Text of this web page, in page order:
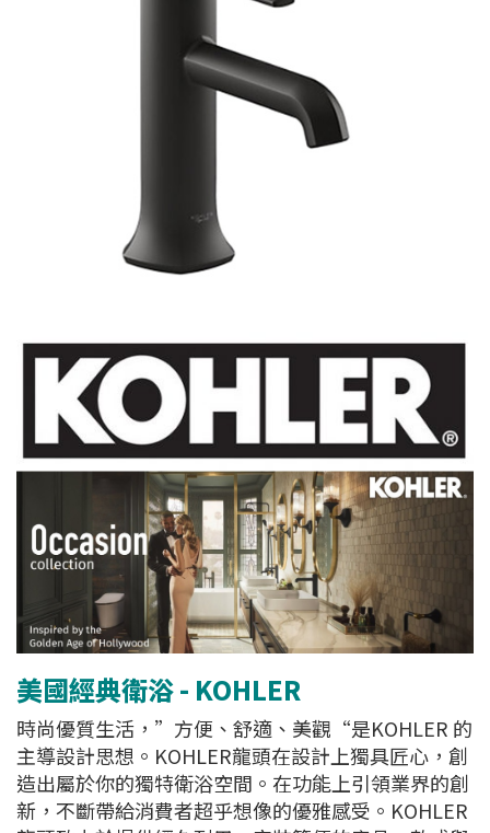
美國經典衛浴 - KOHLER
時尚優質生活，”方便、舒適、美觀“是KOHLER 的
主導設計思想。KOHLER龍頭在設計上獨具匠心，創
造出屬於你的獨特衛浴空間。在功能上引領業界的創
新，不斷帶給消費者超乎想像的優雅感受。KOHLER